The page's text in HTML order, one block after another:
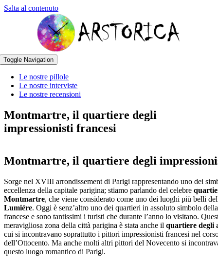
Salta al contenuto
Toggle Navigation
Le nostre pillole
Le nostre interviste
Le nostre recensioni
Montmartre, il quartiere degli
impressionisti francesi
Montmartre, il quartiere degli
Sorge nel XVIII arrondissement di Parigi rappresentando uno dei
eccellenza della capitale parigina; stiamo parlando del celebre
Montmartre, che viene considerato come uno dei luoghi più belli
Lumiére. Oggi è senz’altro uno dei quartieri in assoluto simbolo
francese e sono tantissimi i turisti che durante l’anno lo visitano.
meravigliosa zona della città parigina è stata anche il quartiere degli
cui si incontravano soprattutto i pittori impressionisti francesi nel
dell’Ottocento. Ma anche molti altri pittori del Novecento si
questo luogo romantico di Parigi.